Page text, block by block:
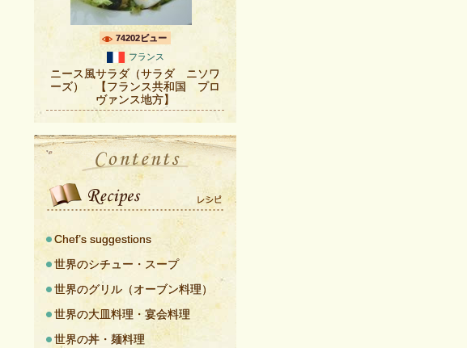
74202ビュー
フランス
ニース風サラダ（サラダ ニソワ
ーズ） 【フランス共和国 プロ
ヴァンス地方】
Chef’s suggestions
世界のシチュー・スープ
世界のグリル（オーブン料理）
世界の大皿料理・宴会料理
世界の丼・麺料理